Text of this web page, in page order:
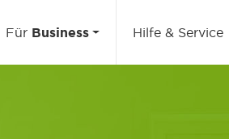
Für Business Hilfe & Service